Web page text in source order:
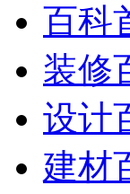
百科
装修
设计
建材